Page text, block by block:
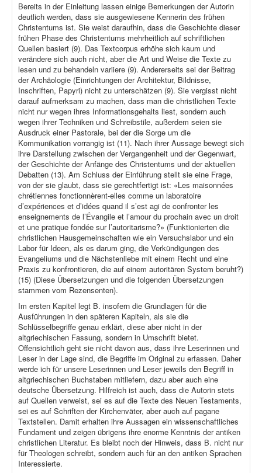
Bereits in der Einleitung lassen einige Bemerkungen der Autorin
deutlich werden, dass sie ausgewiesene Kennerin des frühen
Christentums ist. Sie weist daraufhin, dass die Geschichte dieser
frühen Phase des Christentums mehrheitlich auf schriftlichen
Quellen basiert (9). Das Textcorpus erhöhe sich kaum und
verändere sich auch nicht, aber die Art und Weise die Texte zu
lesen und zu behandeln variiere (9). Andererseits sei der Beitrag
der Archäologie (Einrichtungen der Architektur, Bildnisse,
Inschriften, Papyri) nicht zu unterschätzen (9). Sie vergisst nicht
darauf aufmerksam zu machen, dass man die christlichen Texte
nicht nur wegen ihres Informationsgehalts liest, sondern auch
wegen ihrer Techniken und Schreibstile, außerdem seien sie
Ausdruck einer Pastorale, bei der die Sorge um die
Kommunikation vorrangig ist (11). Nach ihrer Aussage bewegt sich
ihre Darstellung zwischen der Vergangenheit und der Gegenwart,
der Geschichte der Anfänge des Christentums und der aktuellen
Debatten (13). Am Schluss der Einführung stellt sie eine Frage,
von der sie glaubt, dass sie gerechtfertigt ist: «Les maisonnées
chrétiennes fonctionnèrent-elles comme un laboratoire
d’expériences et d’idées quand il s’est agi de confronter les
enseignements de l’Évangile et l’amour du prochain avec un droit
et une pratique fondée sur l’autoritarisme?» (Funktionierten die
christlichen Hausgemeinschaften wie ein Versuchslabor und ein
Labor für Ideen, als es darum ging, die Verkündigungen des
Evangeliums und die Nächstenliebe mit einem Recht und eine
Praxis zu konfrontieren, die auf einem autoritären System beruht?)
(15) (Diese Übersetzungen und die folgenden Übersetzungen
stammen vom Rezensenten).
Im ersten Kapitel legt B. insofern die Grundlagen für die
Ausführungen in den späteren Kapiteln, als sie die
Schlüsselbegriffe genau erklärt, diese aber nicht in der
altgriechischen Fassung, sondern in Umschrift bietet.
Offensichtlich geht sie nicht davon aus, dass ihre Leserinnen und
Leser in der Lage sind, die Begriffe im Original zu erfassen. Daher
werde ich für unsere Leserinnen und Leser jeweils den Begriff in
altgriechischen Buchstaben mitliefern, dazu aber auch eine
deutsche Übersetzung. Hilfreich ist auch, dass die Autorin stets
auf Quellen verweist, sei es auf die Texte des Neuen Testaments,
sei es auf Schriften der Kirchenväter, aber auch auf pagane
Textstellen. Damit erhalten ihre Aussagen ein wissenschaftliches
Fundament und zeigen übrigens ihre enorme Kenntnis der antiken
christlichen Literatur. Es bleibt noch der Hinweis, dass B. nicht nur
für Theologen schreibt, sondern auch für an den antiken Sprachen
Interessierte.